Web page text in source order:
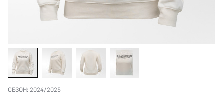
СЕЗОН: 2024/2025